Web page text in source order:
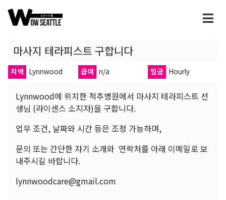
마사지 테라피스트 구합니다
지역 Lynnwood 급여 n/a 임금 Hourly
Lynnwood에 위치한 척추병원에서 마사지 테라피스트 선
생님 (라이센스 소지자)을 구합니다.
업무 조건, 날짜와 시간 등은 조정 가능하며,
문의 또는 간단한 자기 소개와 연락처를 아래 이메일로 보
내주시길 바랍니다.
lynnwoodcare@gmail.com